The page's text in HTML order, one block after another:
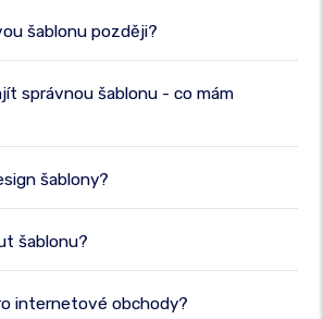
šablonu později?
správnou šablonu - co mám
šablony?
šablonu?
internetové obchody?